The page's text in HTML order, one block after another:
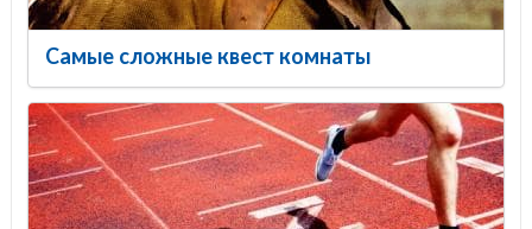
Самые сложные квест комнаты